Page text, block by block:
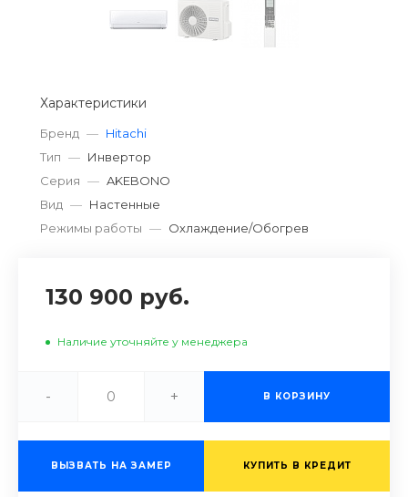
Характеристики
Бренд — Hitachi
Тип — Инвертор
Серия — AKEBONO
Вид — Настенные
Режимы работы — Охлаждение/Обогрев
130 900 руб.
Наличие уточняйте у менеджера
- +
ВЫЗВАТЬ НА ЗАМЕР
В КОРЗИНУ
КУПИТЬ В КРЕДИТ